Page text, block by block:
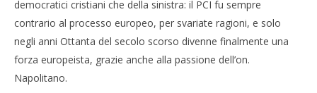
democratici cristiani che della sinistra: il PCI fu sempre
contrario al processo europeo, per svariate ragioni, e solo
negli anni Ottanta del secolo scorso divenne finalmente una
forza europeista, grazie anche alla passione dell’on.
Napolitano.